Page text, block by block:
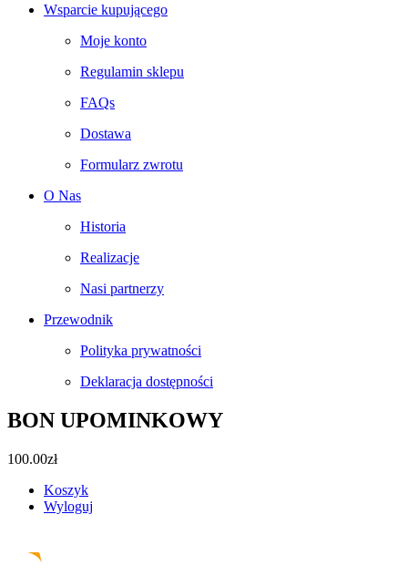
Wsparcie kupującego
Moje konto
Regulamin sklepu
FAQs
Dostawa
Formularz zwrotu
O Nas
Historia
Realizacje
Nasi partnerzy
Przewodnik
Polityka prywatności
Deklaracja dostępności
BON UPOMINKOWY
100.00zł
Koszyk
Wyloguj